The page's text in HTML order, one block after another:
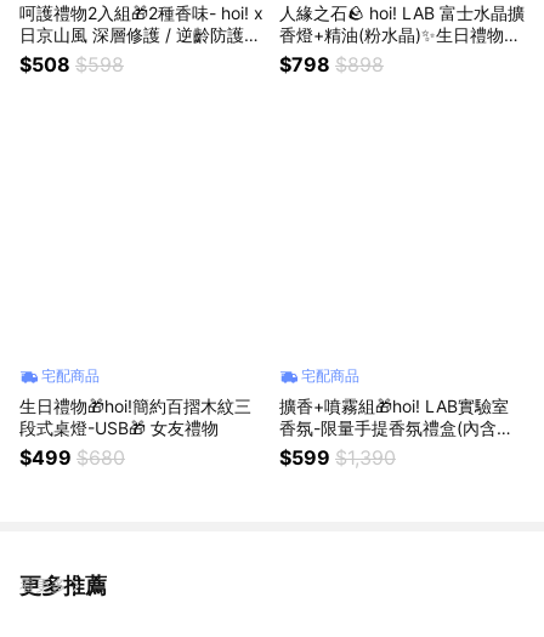
呵護禮物2入組🎁2種香味- hoi! x
日京山風 深層修護 / 逆齡防護護
手霜 40g🎁柚子、中調 - 羅勒、
後調 - 岩蘭草心、紫羅蘭、鳶尾
$508 $598
人緣之石🪨 hoi! LAB 富士水晶擴
香燈+精油(粉水晶)✨生日禮物💰
🎁強化貴人運 招桃花 提升自信
💰情人送禮必備
$798 $898
宅配商品
生日禮物🎁hoi!簡約百摺木紋三
段式桌燈-USB🎁 女友禮物
$499 $680
宅配商品
擴香+噴霧組🎁hoi! LAB實驗室
香氛-限量手提香氛禮盒(內含擴
香x3+空間噴霧x1) 🎁 閨密禮物
情人禮物 心意送禮
$599 $1,390
更多推薦
看更多